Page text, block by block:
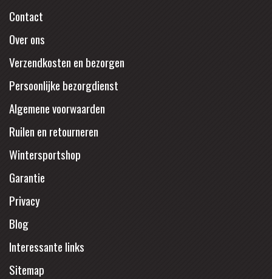
Contact
Over ons
Verzendkosten en bezorgen
Persoonlijke bezorgdienst
Algemene voorwaarden
Ruilen en retourneren
Wintersportshop
Garantie
Privacy
Blog
Interessante links
Sitemap